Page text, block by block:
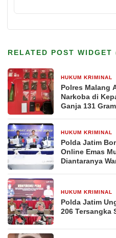
RELATED POST WIDGET
HUKUM KRIMINAL
Polres Malang
Narkoba di
Ganja 131 Gram
HUKUM KRIMINAL
Polda Jatim
Online Emas
Diantaranya
HUKUM KRIMINAL
Polda Jatim
206 Tersangka